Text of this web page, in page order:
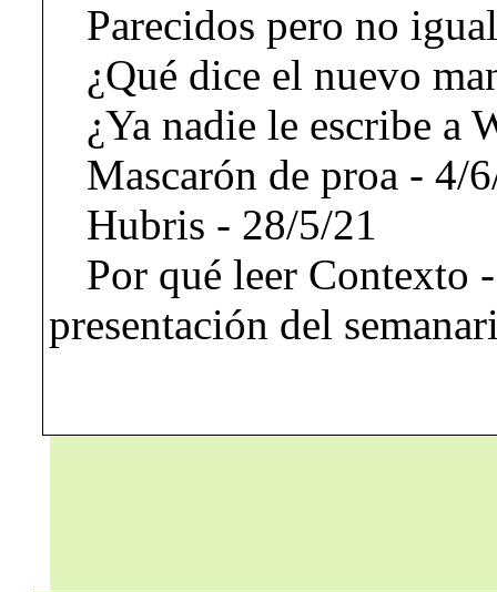
Parecidos pero no
¿Qué dice el nuevo
¿Ya nadie le escribe a
Mascarón de proa - 4/
Hubris - 28/5/21
Por qué leer Contexto
presentación del